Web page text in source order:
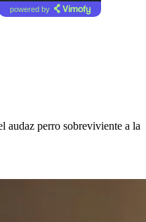
powered by
audaz perro sobreviviente a la